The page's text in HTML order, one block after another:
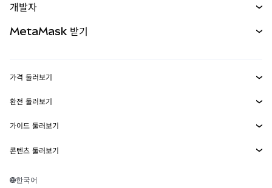
무기한 선물
실물자산
개발자
MetaMask Connect
Snaps
웹3 서비스
MetaMask 받기
보안
고객 지원
채용
가격 둘러보기
이더리움 가격
솔라나 가격
테더 가격
환전 둘러보기
ETH를 USD로 환전
USDT를 INR로 환전
BTC를 INR로 환전
가이드 둘러보기
ETH 매수
콘텐츠 둘러보기
솔라나 지갑
한국어